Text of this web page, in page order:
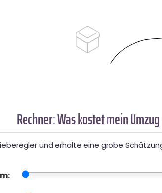
Rechner: Was kostet mein
und erhalte eine grobe